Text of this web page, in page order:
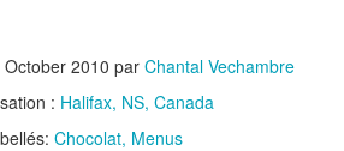
2010 par Chantal Vechambre
: Halifax, NS, Canada
Chocolat Menus